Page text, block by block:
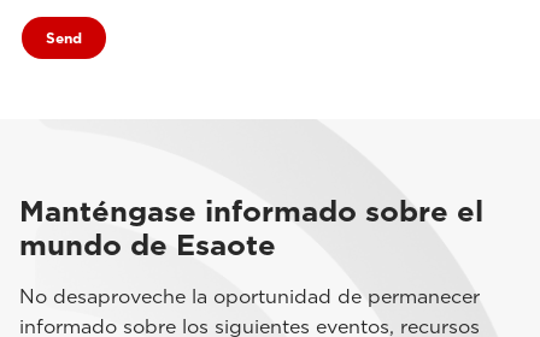
Manténgase informado sobre el
mundo de Esaote
No desaproveche la oportunidad de permanecer
informado sobre los siguientes eventos, recursos